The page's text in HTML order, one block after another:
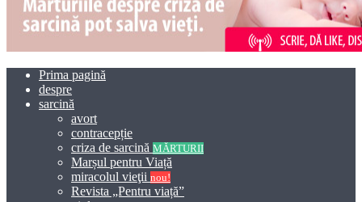
Prima pagină
despre
sarcină
avort
contracepție
criza de sarcină MĂRTURII
Marșul pentru Viață
miracolul vieţii nou!
Revista „Pentru viață”